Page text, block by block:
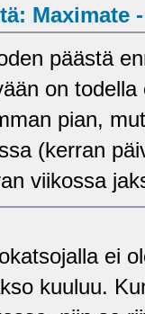
Maximate -
päästä
on
pian,
(kerran
viikossa
ei
kuuluu.